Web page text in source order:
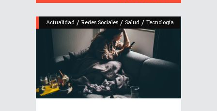
Actualidad / Redes Sociales / Salud / Tecnología